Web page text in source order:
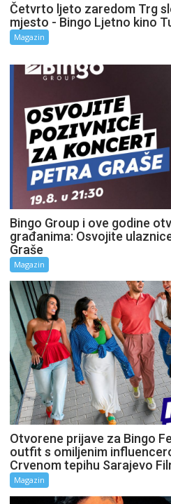
Četvrto ljeto zaredom Trg
mjesto - Bingo Ljetno kino
Magazin
Bingo Group i ove godine
građanima: Osvojite
Graše
Magazin
Otvorene prijave za Bingo
outfit s omiljenim
Crvenom tepihu Sarajevo
Magazin